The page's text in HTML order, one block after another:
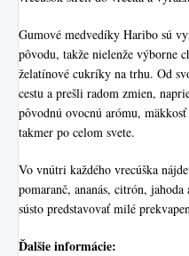
Gumové medvedíky Haribo sú
pôvodu, takže nielenže výborne
želatínové cukríky na trhu. Od
cestu a prešli radom zmien,
pôvodnú ovocnú arómu,
takmer po celom svete.
Vo vnútri každého vrecúška
pomaranč, ananás, citrón,
sústo predstavovať milé
Ďalšie informácie: